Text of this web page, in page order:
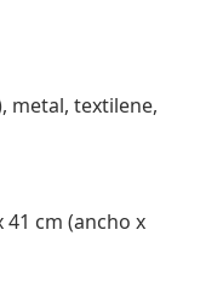
metal, textilene,
41 cm (ancho x